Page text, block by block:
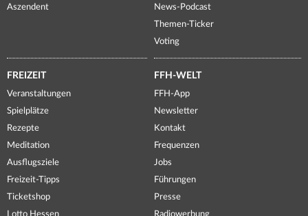
Aszendent
News-Podcast
Themen-Ticker
Voting
FREIZEIT
Veranstaltungen
Spielplätze
Rezepte
Meditation
Ausflugsziele
Freizeit-Tipps
Ticketshop
Lotto Hessen
FFH-WELT
FFH-App
Newsletter
Kontakt
Frequenzen
Jobs
Führungen
Presse
Radiowerbung